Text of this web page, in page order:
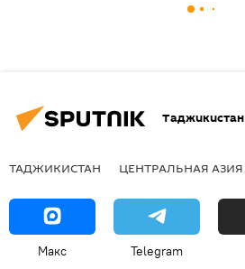
Таджикистан
ТАДЖИКИСТАН ЦЕНТРАЛЬНАЯ АЗИЯ
Макс Telegram